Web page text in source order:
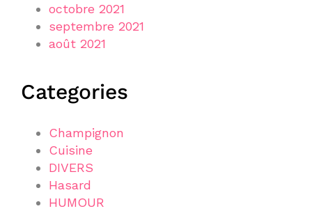
octobre 2021
septembre 2021
août 2021
Categories
Champignon
Cuisine
DIVERS
Hasard
HUMOUR